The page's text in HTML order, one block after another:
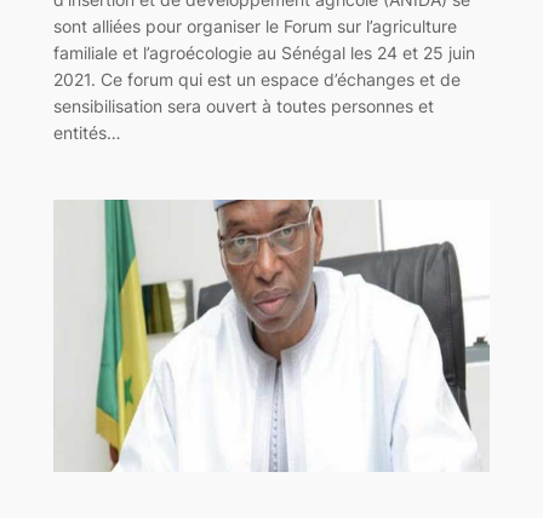
sont alliées pour organiser le Forum sur l’agriculture
familiale et l’agroécologie au Sénégal les 24 et 25 juin
2021. Ce forum qui est un espace d’échanges et de
sensibilisation sera ouvert à toutes personnes et
entités…